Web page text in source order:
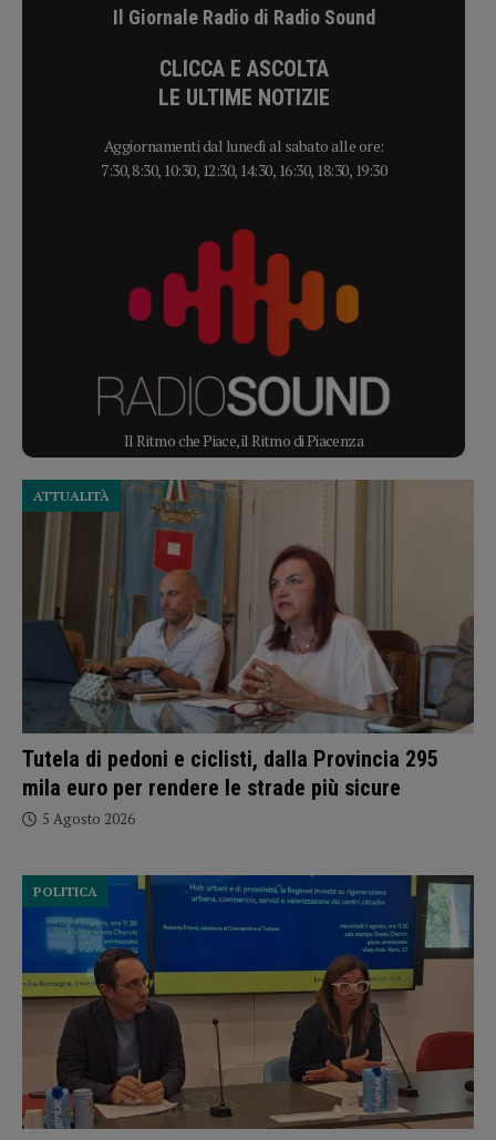
Il Giornale Radio di Radio Sound
CLICCA E ASCOLTA
LE ULTIME NOTIZIE
Aggiornamenti dal lunedì al sabato alle ore:
7:30, 8:30, 10:30, 12:30, 14:30, 16:30, 18:30, 19:30
Il Ritmo che Piace, il Ritmo di Piacenza
Tutela di pedoni e ciclisti, dalla Provincia 295
mila euro per rendere le strade più sicure
ATTUALITÀ
5 Agosto 2026
POLITICA